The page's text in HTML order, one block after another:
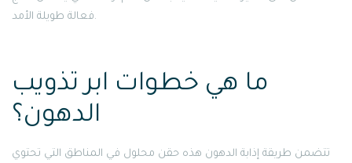
فعالة طويلة الأمد.
ما هي خطوات ابر تذويب
الدهون؟
تتضمن طريقة إذابة الدهون هذه حقن محلول في المناطق التي تحتوي